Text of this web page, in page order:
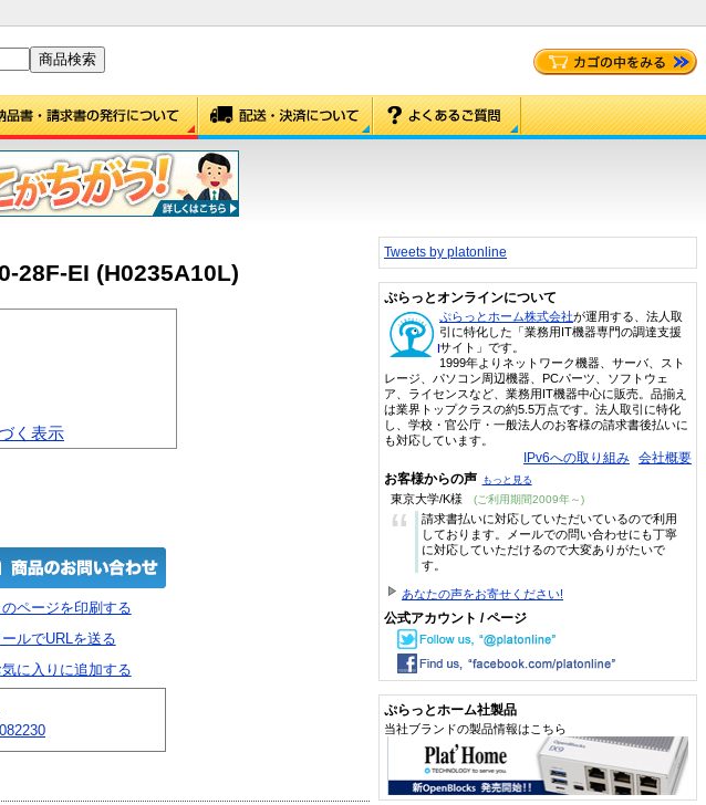
28F-EI (H0235A10L)
く表示
ページを印刷する
ルでURLを送る
気に入りに追加する
Tweets by platonline
ぷらっとオンラインについて
ぷらっとホーム株式会社が運用する、法人取
引に特化した「業務用IT機器専門の調達支援
サイト」です。
1999年よりネットワーク機器、サーバ、スト
レージ、パソコン周辺機器、PCパーツ、ソフトウェ
ア、ライセンスなど、業務用IT機器中心に販売。品揃え
は業界トップクラスの約5.5万点です。法人取引に特化
し、学校・官公庁・一般法人のお客様の請求書後払いに
も対応しています。
IPv6への取り組み 会社概要
お客様からの声 もっと見る
東京大学/K様 (ご利用期間2009年～)
“
請求書払いに対応していただいているので利用
しております。メールでの問い合わせにも丁寧
に対応していただけるので大変ありがたいで
す。
あなたの声をお寄せください!
公式アカウント / ページ
ぷらっとホーム社製品
当社ブランドの製品情報はこちら